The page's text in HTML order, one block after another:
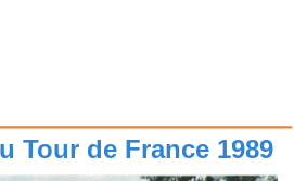
Tour de France 1989